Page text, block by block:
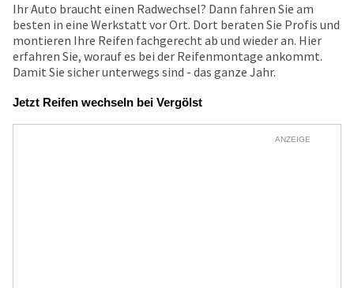
Ihr Auto braucht einen Radwechsel? Dann fahren Sie am
besten in eine Werkstatt vor Ort. Dort beraten Sie Profis und
montieren Ihre Reifen fachgerecht ab und wieder an. Hier
erfahren Sie, worauf es bei der Reifenmontage ankommt.
Damit Sie sicher unterwegs sind - das ganze Jahr.
Jetzt Reifen wechseln bei Vergölst
ANZEIGE